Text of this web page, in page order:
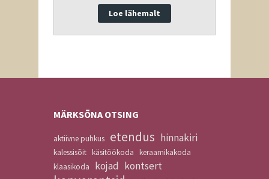
Loe lähemalt
MÄRKSÕNA OTSING
aktiivne puhkus etendus hinnakiri
kalessisõit käsitöökoda keraamikakoda
klaasikoda
kojad kontsert